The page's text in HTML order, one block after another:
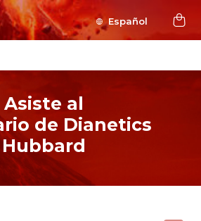
Español
Asiste al
de Dianetics
Hubbard